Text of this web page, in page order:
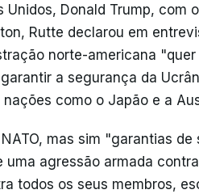
Donald Trump, com
Rutte declarou em
norte-americana
a segurança da
como o Japão e a
mas sim "garantias
agressão armada
todos os seus membros,